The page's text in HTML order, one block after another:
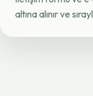
altına alınır ve